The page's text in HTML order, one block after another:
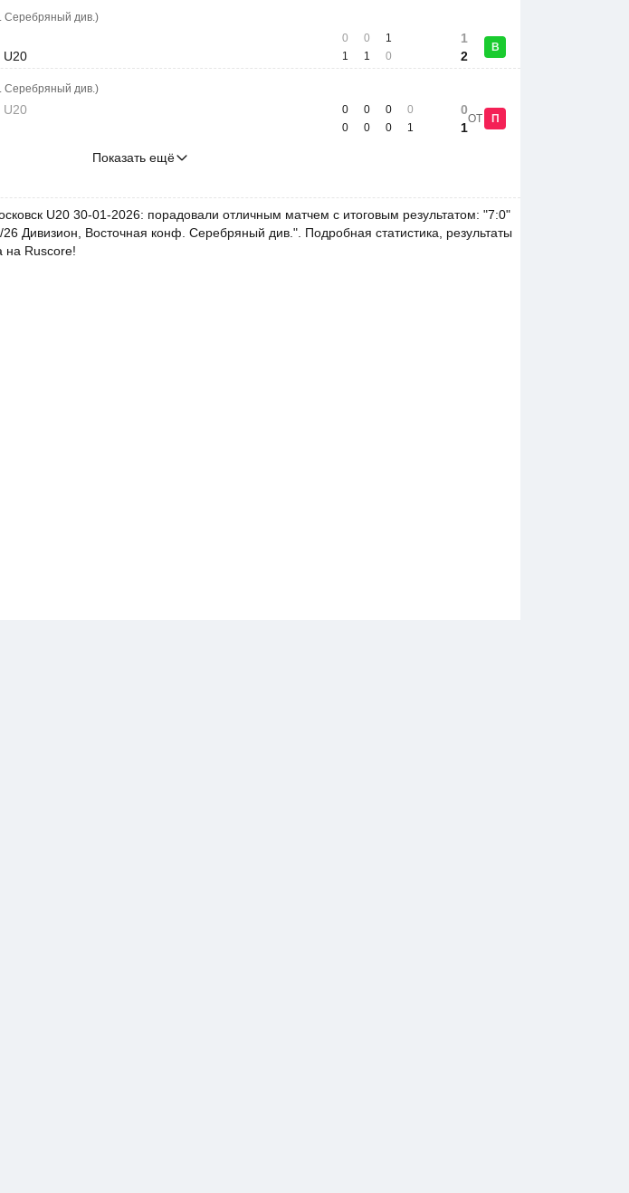
Серебряный див.)
U20
0
1
0
1
1
0
1
2
В
Серебряный див.)
0
0
0
0
0
0
0
1
0
1
ОТ П
Показать ещё
U20 30-01-2026: порадовали отличным матчем с итоговым результатом: "7:0"
Дивизион, Восточная конф. Серебряный див.". Подробная статистика, результаты
на Ruscore!